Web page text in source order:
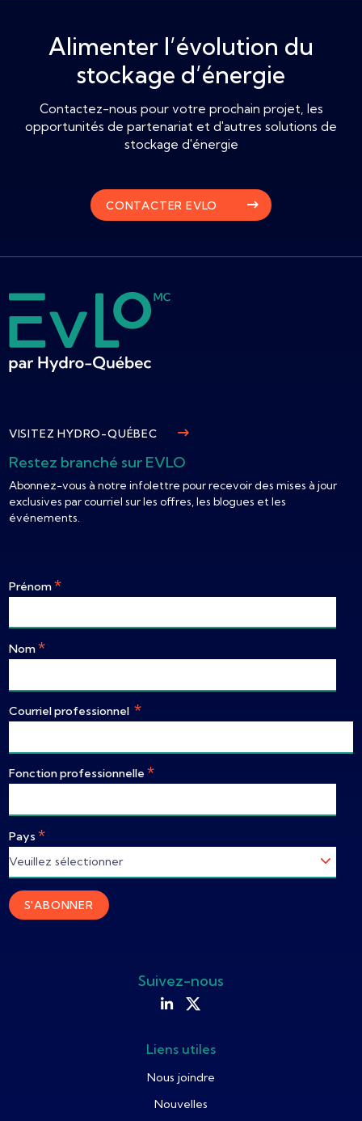
Alimenter l’évolution du
stockage d’énergie
Contactez-nous pour votre prochain projet, les
opportunités de partenariat et d'autres solutions de
stockage d'énergie
CONTACTER EVLO
VISITEZ HYDRO-QUÉBEC
Restez branché sur EVLO
Abonnez-vous à notre infolettre pour recevoir des mises à jour
exclusives par courriel sur les offres, les blogues et les
événements.
Prénom*
Nom*
Courriel professionnel *
Fonction professionnelle *
Pays *
Suivez-nous
Liens utiles
Nous joindre
Nouvelles